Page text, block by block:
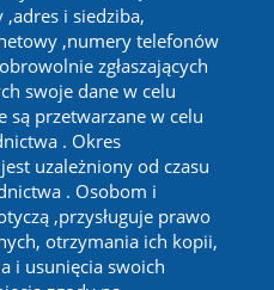
i siedziba,
,numery telefonów
zgłaszających
swoje dane w celu
są przetwarzane w celu
. Okres
uzależniony od czasu
. Osobom i
,przysługuje prawo
otrzymania ich kopii,
i usunięcia swoich